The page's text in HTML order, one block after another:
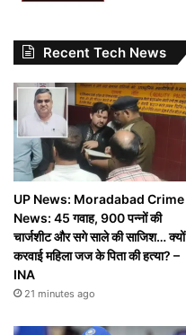
Recent Tech News
UP News: Moradabad Crime
News: 45 गवाह, 900 पन्नों की
चार्जशीट और सगे साले की साजिश… क्यों
करवाई महिला जज के पिता की हत्या? –
INA
21 minutes ago